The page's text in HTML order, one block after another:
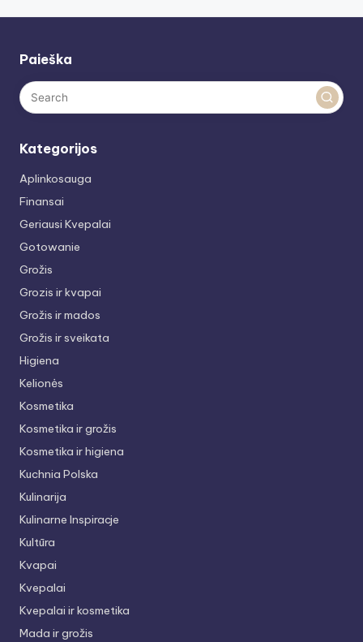
Paieška
Kategorijos
Aplinkosauga
Finansai
Geriausi Kvepalai
Gotowanie
Grožis
Grozis ir kvapai
Grožis ir mados
Grožis ir sveikata
Higiena
Kelionės
Kosmetika
Kosmetika ir grožis
Kosmetika ir higiena
Kuchnia Polska
Kulinarija
Kulinarne Inspiracje
Kultūra
Kvapai
Kvepalai
Kvepalai ir kosmetika
Mada ir grožis